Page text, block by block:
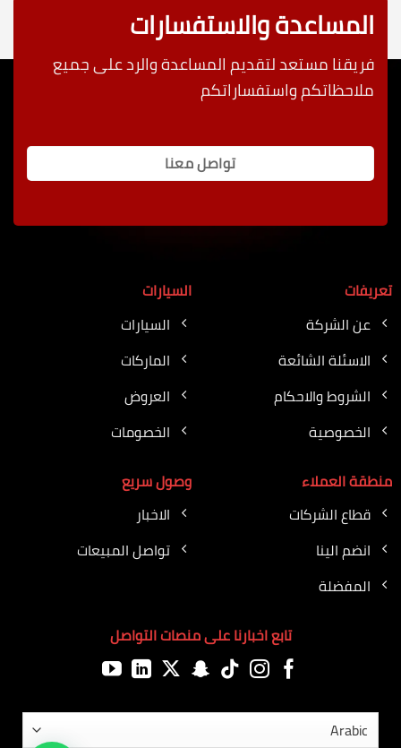
المساعدة والاستفسارات
فريقنا مستعد لتقديم المساعدة والرد على جميع
ملاحظاتكم واستفساراتكم
تواصل معنا
تعريفات
عن الشركة
الاسئلة الشائعة
الشروط والاحكام
الخصوصية
السيارات
السيارات
الماركات
العروض
الخصومات
منطقة العملاء
قطاع الشركات
انضم الينا
المفضلة
وصول سريع
الاخبار
تواصل المبيعات
تابع اخبارنا على منصات التواصل